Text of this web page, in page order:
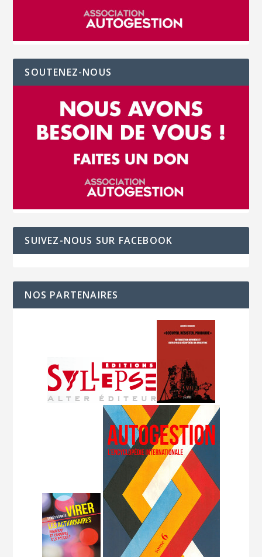
SOUTENEZ-NOUS
SUIVEZ-NOUS SUR FACEBOOK
NOS PARTENAIRES